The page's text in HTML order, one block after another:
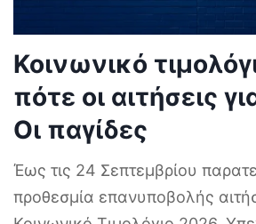
Κοινωνικό
πότε οι αιτήσεις
Οι παγίδες
Έως τις 24 Σεπτεμβρίου
προθεσμία επανυποβολής